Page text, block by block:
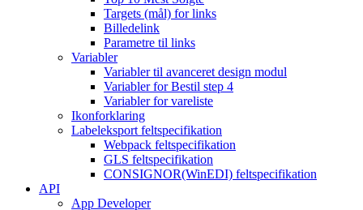
Targets (mål) for links
Billedelink
Parametre til links
Variabler
Variabler til avanceret design modul
Variabler for Bestil step 4
Variabler for vareliste
Ikonforklaring
Labeleksport feltspecifikation
Webpack feltspecifikation
GLS feltspecifikation
CONSIGNOR(WinEDI) feltspecifikation
API
App Developer